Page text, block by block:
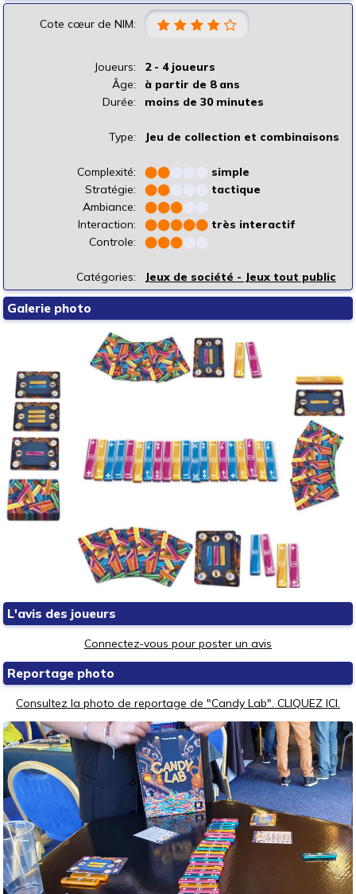
Cote cœur de NIM:
Joueurs:
2 - 4 joueurs
Âge:
à partir de 8 ans
Durée:
moins de 30 minutes
Type: Jeu de collection et combinaisons
Complexité: ⬤⬤
simple
Stratégie:
⬤⬤
tactique
Ambiance:
⬤⬤⬤
Interaction:
⬤⬤⬤⬤⬤ très interactif
Controle:
⬤⬤⬤
Catégories: Jeux de société - Jeux tout public
Galerie photo
L'avis des joueurs
Connectez-vous pour poster un avis
Reportage photo
Consultez la photo de reportage de "Candy Lab". CLIQUEZ ICI.